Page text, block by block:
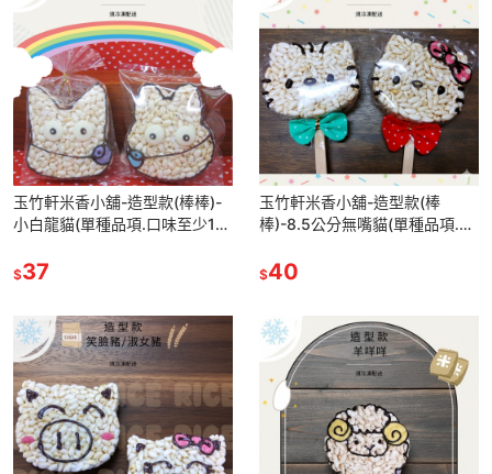
玉竹軒米香小舖-造型款(棒棒)-
小白龍貓(單種品項.口味至少10
$37
玉竹軒米香小舖-造型款(棒
棒)-8.5公分無嘴貓(單種品項.口
$40